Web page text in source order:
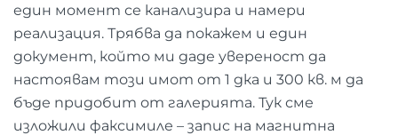
един момент се канализира и намери
реализация. Трябва да покажем и един
документ, който ми даде увереност да
настоявам този имот от 1 дка и 300 кв. м да
бъде придобит от галерията. Тук сме
изложили факсимиле – запис на магнитна